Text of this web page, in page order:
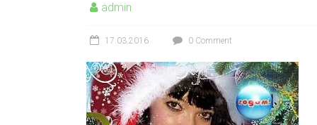
admin
17.03.2016 0 Comment